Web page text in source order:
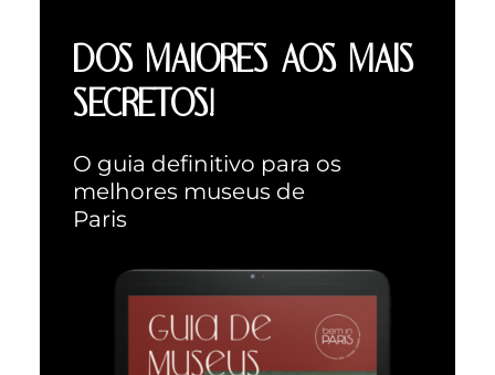
DOS MAIORES AOS MAIS
SECRETOS!
O guia definitivo para os
melhores museus de
Paris